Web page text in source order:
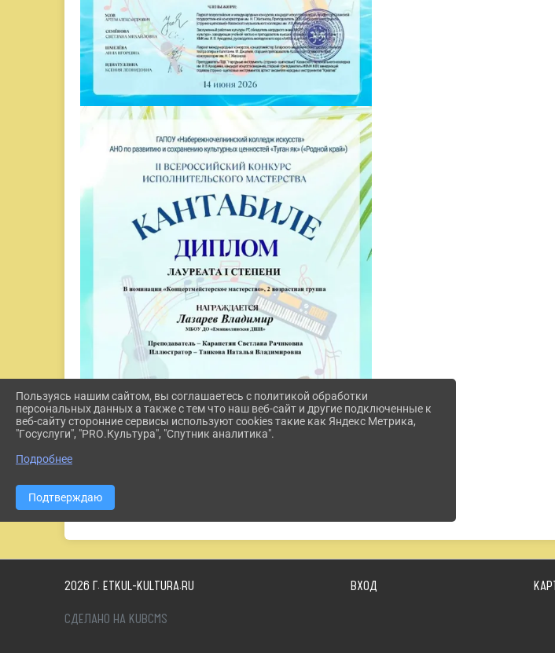
2026 Г. ETKUL-KULTURA.RU ВХОД
СДЕЛАНО НА KUBCMS
Пользуясь нашим сайтом, вы соглашаетесь с политикой обработки
персональных данных а также с тем что наш веб-сайт и другие подключенные к
веб-сайту сторонние сервисы используют cookies такие как Яндекс Метрика,
"Госуслуги", "PRO.Культура", "Спутник аналитика".
Подробнее
Подтверждаю